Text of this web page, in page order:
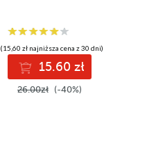
(15,60 zł najniższa cena z 30 dni)
15.60 zł
26.00zł (-40%)